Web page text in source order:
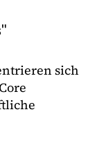
sich